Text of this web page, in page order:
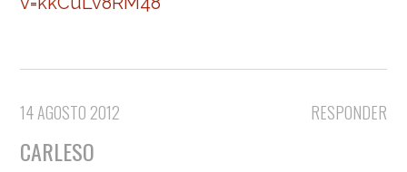
RESPONDER
14 AGOSTO 2012
CARLESO